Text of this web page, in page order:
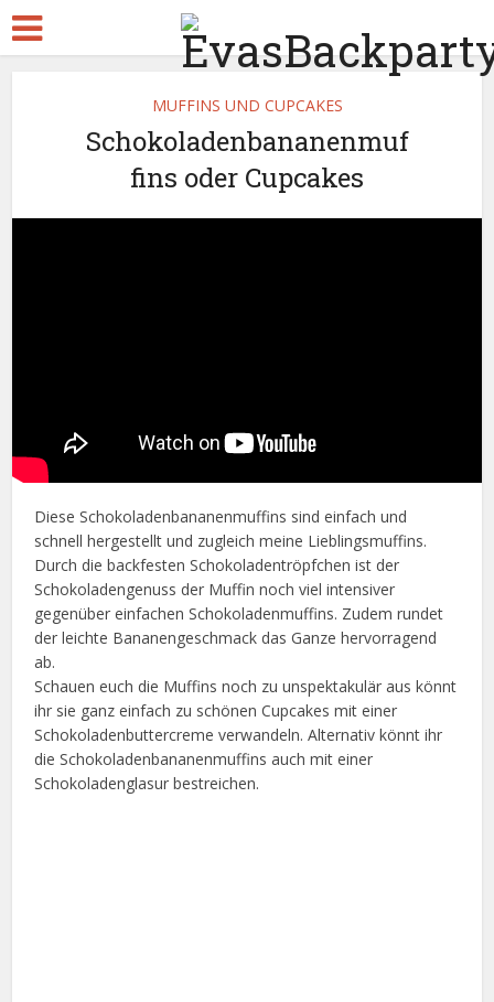
MUFFINS UND CUPCAKES
Schokoladenbananenmuf
fins oder Cupcakes
Diese Schokoladenbananenmuffins sind einfach und
schnell hergestellt und zugleich meine Lieblingsmuffins.
Durch die backfesten Schokoladentröpfchen ist der
Schokoladengenuss der Muffin noch viel intensiver
gegenüber einfachen Schokoladenmuffins. Zudem rundet
der leichte Bananengeschmack das Ganze hervorragend
ab.
Schauen euch die Muffins noch zu unspektakulär aus könnt
ihr sie ganz einfach zu schönen Cupcakes mit einer
Schokoladenbuttercreme verwandeln. Alternativ könnt ihr
die Schokoladenbananenmuffins auch mit einer
Schokoladenglasur bestreichen.